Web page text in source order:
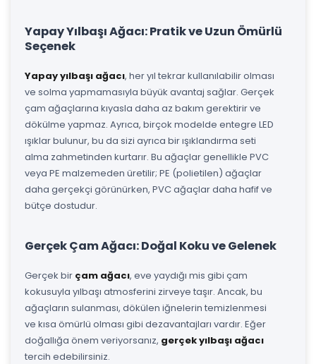
Yapay Yılbaşı Ağacı: Pratik ve Uzun Ömürlü
Seçenek
Yapay yılbaşı ağacı, her yıl tekrar kullanılabilir olması
ve solma yapmamasıyla büyük avantaj sağlar. Gerçek
çam ağaçlarına kıyasla daha az bakım gerektirir ve
dökülme yapmaz. Ayrıca, birçok modelde entegre LED
ışıklar bulunur, bu da sizi ayrıca bir ışıklandırma seti
alma zahmetinden kurtarır. Bu ağaçlar genellikle PVC
veya PE malzemeden üretilir; PE (polietilen) ağaçlar
daha gerçekçi görünürken, PVC ağaçlar daha hafif ve
bütçe dostudur.
Gerçek Çam Ağacı: Doğal Koku ve Gelenek
Gerçek bir çam ağacı, eve yaydığı mis gibi çam
kokusuyla yılbaşı atmosferini zirveye taşır. Ancak, bu
ağaçların sulanması, dökülen iğnelerin temizlenmesi
ve kısa ömürlü olması gibi dezavantajları vardır. Eğer
doğallığa önem veriyorsanız, gerçek yılbaşı ağacı
tercih edebilirsiniz.